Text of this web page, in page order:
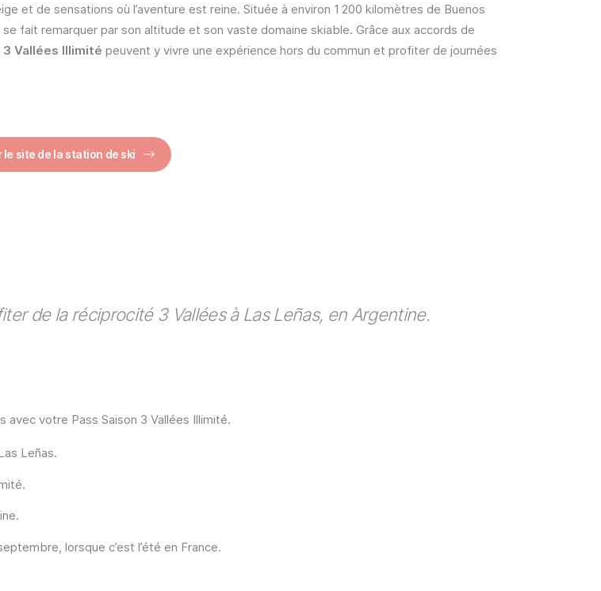
et de sensations où l’aventure est reine. Située à environ 1 200 kilomètres de Buenos
fait remarquer par son altitude et son vaste domaine skiable. Grâce aux accords de
Vallées Illimité peuvent y vivre une expérience hors du commun et profiter de journées
le site de la station de ski
de la réciprocité 3 Vallées à Las Leñas, en Argentine.
avec votre Pass Saison 3 Vallées Illimité.
Leñas.
lorsque c’est l’été en France.